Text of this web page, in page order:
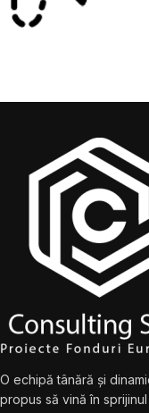
O echipă tânără și
propus să vină în